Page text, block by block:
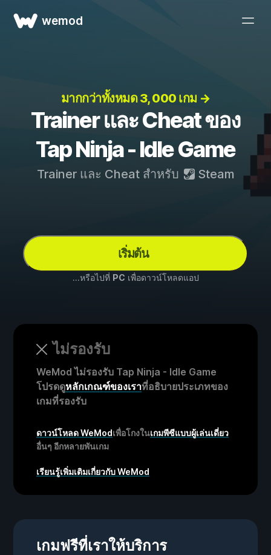
wemod
มากกว่าทั้งหมด 3, 000 เกม →
Trainer และ Cheat ของ
Tap Ninja - Idle Game
Trainer และ Cheat สำหรับ Steam
เริ่มต้น
...หรือไปที่ PC เพื่อดาวน์โหลดแอป
ไม่รองรับ
WeMod ไม่รองรับ Tap Ninja - Idle Game
โปรดดูหลักเกณฑ์ของเราที่อธิบายประเภทของ
เกมที่รองรับ
ดาวน์โหลด WeModเพื่อโกงในเกมพีซีแบบผู้เล่นเดี่ยว
อื่นๆ อีกหลายพันเกม
เรียนรู้เพิ่มเติมเกี่ยวกับ WeMod
เกมฟรีที่เราให้บริการ